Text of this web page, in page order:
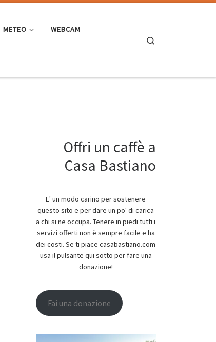
METEO WEBCAM
Offri un caffè a
Casa Bastiano
E' un modo carino per sostenere
questo sito e per dare un po' di carica
a chi si ne occupa. Tenere in piedi tutti i
servizi offerti non è sempre facile e ha
dei costi. Se ti piace casabastiano.com
usa il pulsante qui sotto per fare una
donazione!
Fai una donazione